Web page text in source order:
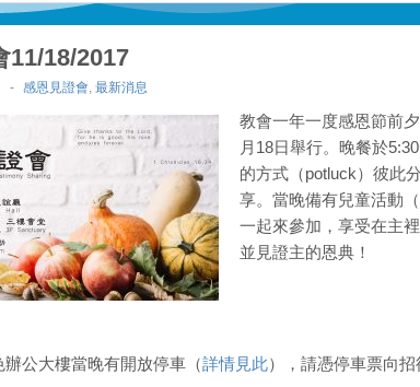
11/18/2017
- 感恩見證會 最新消息
教會一年一度感恩節前
月18日舉行。晚餐於
的方式（potluck）彼此
享。當晚備有兒童活動
一起來參加，享受在主
並見證主的恩典！
公大樓當晚有開放停車（詳情見此），請憑停車票向